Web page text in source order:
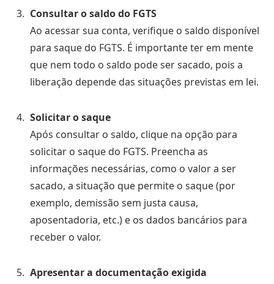
Consultar o saldo do FGTS
Ao acessar sua conta, verifique o saldo disponível
para saque do FGTS. É importante ter em mente
que nem todo o saldo pode ser sacado, pois a
liberação depende das situações previstas em lei.
Solicitar o saque
Após consultar o saldo, clique na opção para
solicitar o saque do FGTS. Preencha as
informações necessárias, como o valor a ser
sacado, a situação que permite o saque (por
exemplo, demissão sem justa causa,
aposentadoria, etc.) e os dados bancários para
receber o valor.
Apresentar a documentação exigida